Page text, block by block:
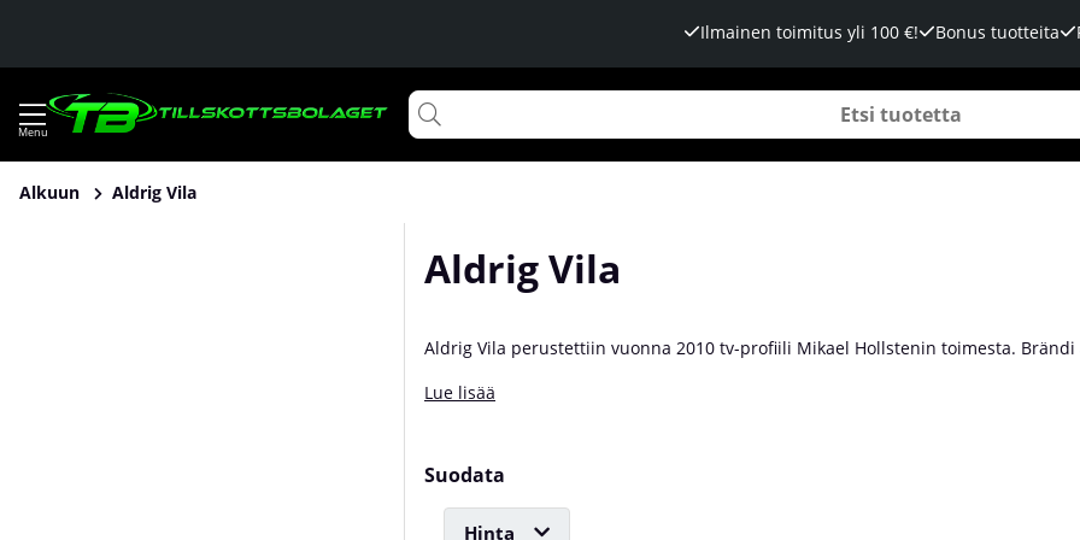
Ilmainen toimitus yli 100 €! Bonus tuotteita
Alkuun Aldrig Vila
Aldrig Vila
Aldrig Vila perustettiin vuonna 2010 tv-profiili Mikael Hollstenin toimesta.
makuun. Aldrig Vilan tuotteiden avulla saat apua saavuttaaksesi tavoitteesi,
Lue lisää
Suodata
Hinta